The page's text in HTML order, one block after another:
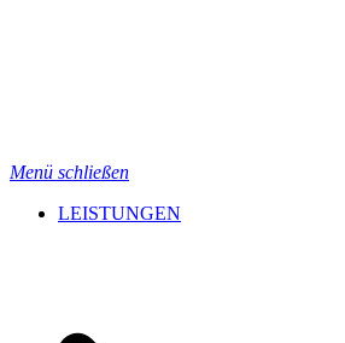
Menü schließen
LEISTUNGEN